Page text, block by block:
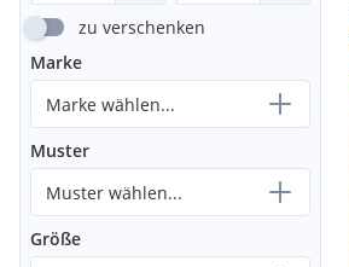
zu verschenken
Marke
Marke wählen...
Muster
Muster wählen...
Größe